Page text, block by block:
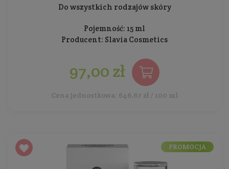
Do wszystkich rodzajów skóry
Pojemność: 15 ml
Producent: Slavia Cosmetics
97,00 zł
Cena jednostkowa: 646,67 zł / 100 ml
PROMOCJA